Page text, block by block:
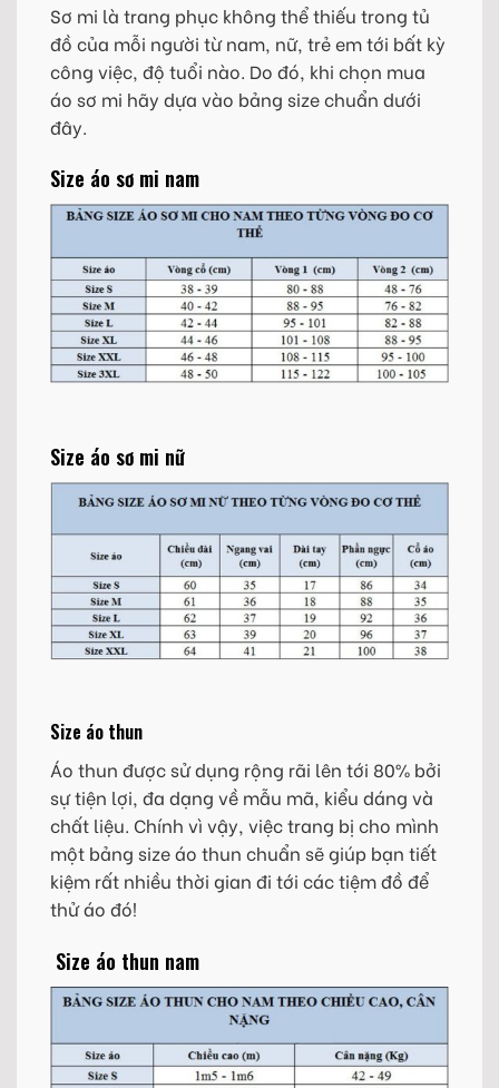
Sơ mi là trang phục không thể thiếu trong tủ
đồ của mỗi người từ nam, nữ, trẻ em tới bất kỳ
công việc, độ tuổi nào. Do đó, khi chọn mua
áo sơ mi hãy dựa vào bảng size chuẩn dưới
đây.
Size áo sơ mi nam
Size áo sơ mi nữ
Size áo thun
Áo thun được sử dụng rộng rãi lên tới 80% bởi
sự tiện lợi, đa dạng về mẫu mã, kiểu dáng và
chất liệu. Chính vì vậy, việc trang bị cho mình
một bảng size áo thun chuẩn sẽ giúp bạn tiết
kiệm rất nhiều thời gian đi tới các tiệm đồ để
thử áo đó!
Size áo thun nam